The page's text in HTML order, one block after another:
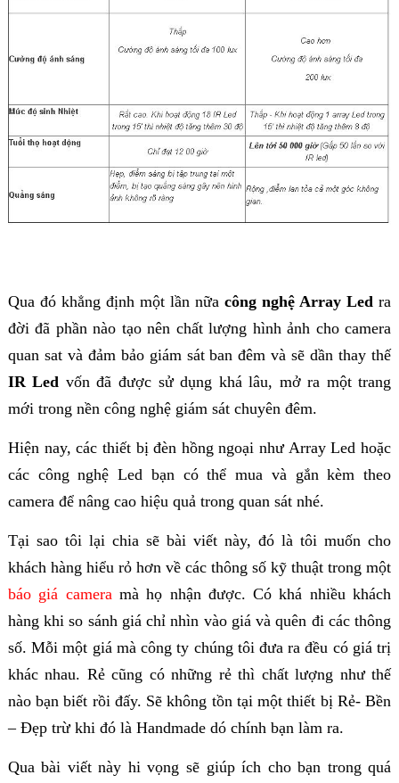
Qua đó khẳng định một lần nữacông nghệ Array Led ra
đời đã phần nào tạo nên chất lượng hình ảnh cho camera
quan sat và đảm bảo giám sát ban đêm và sẽ dần thay thế
IR Led vốn đã được sử dụng khá lâu, mở ra một trang
mới trong nền công nghệ giám sát chuyên đêm.
Hiện nay, các thiết bị đèn hồng ngoại như Array Led hoặc
các công nghệ Led bạn có thể mua và gắn kèm theo
camera để nâng cao hiệu quả trong quan sát nhé.
Tại sao tôi lại chia sẽ bài viết này, đó là tôi muốn cho
khách hàng hiểu rỏ hơn về các thông số kỹ thuật trong một
báo giá camera mà họ nhận được. Có khá nhiều khách
hàng khi so sánh giá chỉ nhìn vào giá và quên đi các thông
số. Mỗi một giá mà công ty chúng tôi đưa ra đều có giá trị
khác nhau. Rẻ cũng có những rẻ thì chất lượng như thế
nào bạn biết rồi đấy. Sẽ không tồn tại một thiết bị Rẻ- Bền
– Đẹp trừ khi đó là Handmade dó chính bạn làm ra.
Qua bài viết này hi vọng sẽ giúp ích cho bạn trong quá